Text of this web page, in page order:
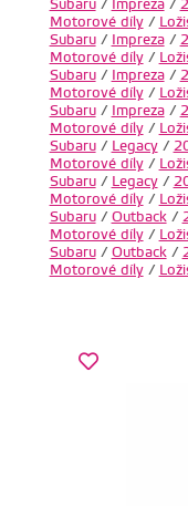
Subaru/ Impreza/
Motorové díly/
Subaru/ Impreza/
Motorové díly/
Subaru/ Impreza/
Motorové díly/
Subaru/ Impreza/
Motorové díly/
Subaru/ Legacy/
Motorové díly/
Subaru/ Legacy/
Motorové díly/
Subaru/ Outback/
Motorové díly/
Subaru/ Outback/
Motorové díly/